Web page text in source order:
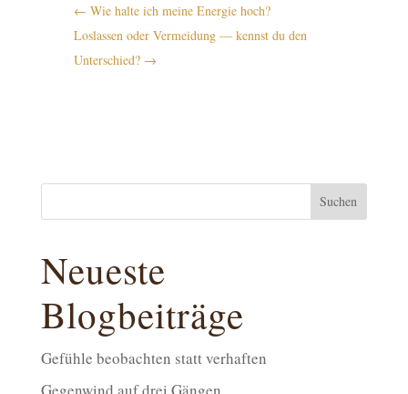
← Wie halte ich meine Energie hoch?
Loslassen oder Vermeidung — kennst du den
Unterschied?→
Suchen
Neueste
Blogbeiträge
Gefühle beobachten statt verhaften